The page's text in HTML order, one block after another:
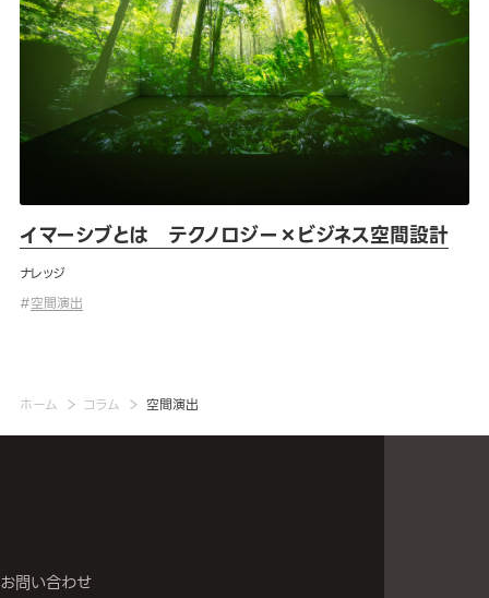
ホーム コラム 空間演出
イマーシブとは テクノロジー×ビジネス空間設計
ナレッジ
#空間演出
お問い合わせ